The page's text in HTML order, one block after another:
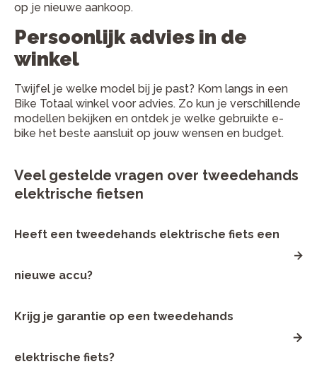
op je nieuwe aankoop.
Persoonlijk advies in de
winkel
Twijfel je welke model bij je past? Kom langs in een
Bike Totaal winkel voor advies. Zo kun je verschillende
modellen bekijken en ontdek je welke gebruikte e-
bike het beste aansluit op jouw wensen en budget.
Veel gestelde vragen over tweedehands
elektrische fietsen
Heeft een tweedehands elektrische fiets een
nieuwe accu?
Niet elke tweedehands elektrische fiets heeft een nieuwe
accu. De staat van de accu verschilt per fiets en bepaalt
voordat je een keuze maakt.
Krijg je garantie op een tweedehands
elektrische fiets?